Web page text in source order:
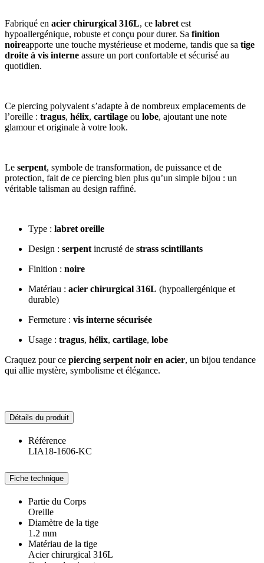
Fabriqué en acier chirurgical 316L, ce labret est
hypoallergénique, robuste et conçu pour durer. Sa finition
noireapporte une touche mystérieuse et moderne, tandis que sa tige
droite à vis interne assure un port confortable et sécurisé au
quotidien.
Ce piercing polyvalent s’adapte à de nombreux emplacements de
l’oreille : tragus, hélix, cartilage ou lobe, ajoutant une note
glamour et originale à votre look.
Le serpent, symbole de transformation, de puissance et de
protection, fait de ce piercing bien plus qu’un simple bijou : un
véritable talisman au design raffiné.
Type : labret oreille
Design : serpent incrusté de strass scintillants
Finition : noire
Matériau : acier chirurgical 316L (hypoallergénique et
durable)
Fermeture : vis interne sécurisée
Usage : tragus, hélix, cartilage, lobe
Craquez pour ce piercing serpent noir en acier, un bijou tendance
qui allie mystère, symbolisme et élégance.
Détails du produit
Référence
LIA18-1606-KC
Fiche technique
Partie du Corps
Oreille
Diamètre de la tige
1.2 mm
Matériau de la tige
Acier chirurgical 316L